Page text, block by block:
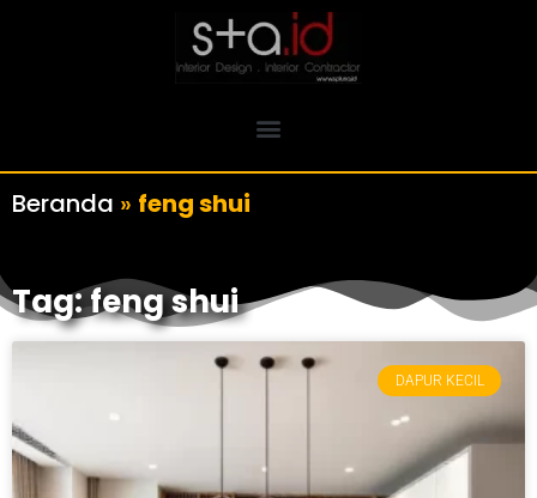
Beranda » feng shui
Tag: feng shui
DAPUR KECIL